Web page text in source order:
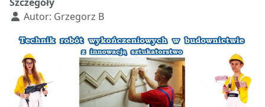
Autor: Grzegorz B